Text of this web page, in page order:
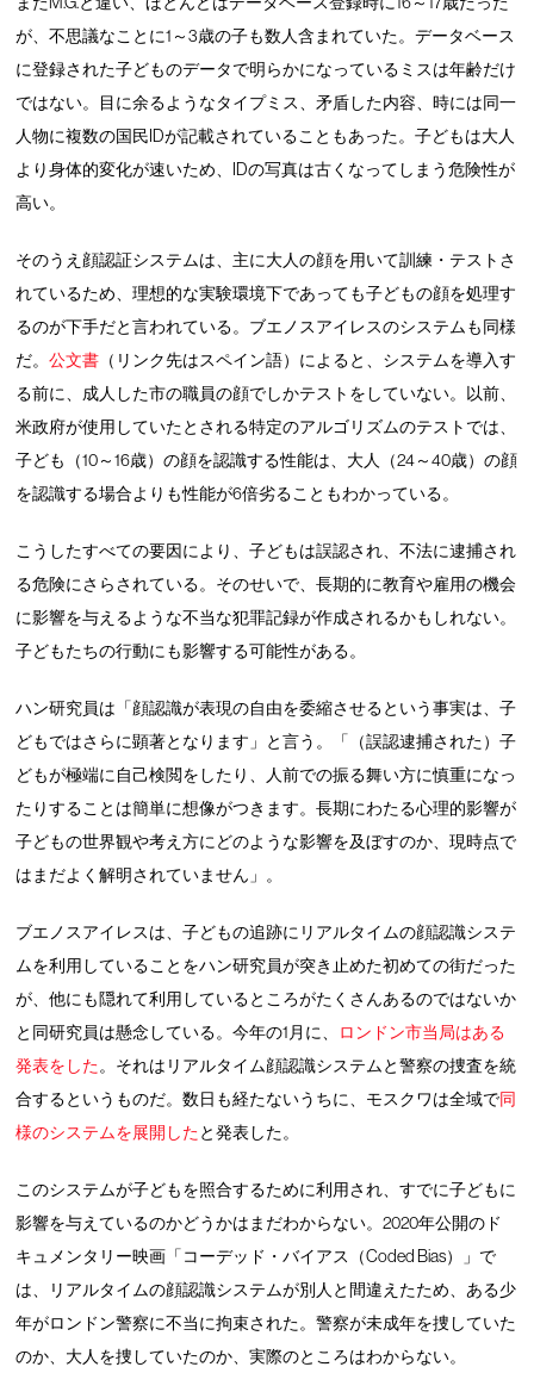
が、不思議なことに1～3歳の子も数人含まれていた。データベース
に登録された子どものデータで明らかになっているミスは年齢だけ
ではない。目に余るようなタイプミス、矛盾した内容、時には同一
人物に複数の国民IDが記載されていることもあった。子どもは大人
より身体的変化が速いため、IDの写真は古くなってしまう危険性が
高い。
そのうえ顔認証システムは、主に大人の顔を用いて訓練・テストさ
れているため、理想的な実験環境下であっても子どもの顔を処理す
るのが下手だと言われている。ブエノスアイレスのシステムも同様
だ。公文書 （リンク先はスペイン語）によると、システムを導入す
る前に、成人した市の職員の顔でしかテストをしていない。以前、
米政府が使用していたとされる特定のアルゴリズムのテストでは、
子ども（10～16歳）の顔を認識する性能は、大人（24～40歳）の顔
を認識する場合よりも性能が6倍劣ることもわかっている。
こうしたすべての要因により、子どもは誤認され、不法に逮捕され
る危険にさらされている。そのせいで、長期的に教育や雇用の機会
に影響を与えるような不当な犯罪記録が作成されるかもしれない。
子どもたちの行動にも影響する可能性がある。
ハン研究員は「顔認識が表現の自由を委縮させるという事実は、子
どもではさらに顕著となります」と言う。「（誤認逮捕された）子
どもが極端に自己検閲をしたり、人前での振る舞い方に慎重になっ
たりすることは簡単に想像がつきます。長期にわたる心理的影響が
子どもの世界観や考え方にどのような影響を及ぼすのか、現時点で
はまだよく解明されていません」。
ブエノスアイレスは、子どもの追跡にリアルタイムの顔認識システ
ムを利用していることをハン研究員が突き止めた初めての街だった
が、他にも隠れて利用しているところがたくさんあるのではないか
と同研究員は懸念している。今年の1月に、 ロンドン市当局はある
発表をした。それはリアルタイム顔認識システムと警察の捜査を統
合するというものだ。数日も経たないうちに、モスクワは全域で同
様のシステムを展開したと発表した。
このシステムが子どもを照合するために利用され、すでに子どもに
影響を与えているのかどうかはまだわからない。2020年公開のド
キュメンタリー映画「コーデッド・バイアス（Coded Bias）」で
は、リアルタイムの顔認識システムが別人と間違えたため、ある少
年がロンドン警察に不当に拘束された。警察が未成年を捜していた
のか、大人を捜していたのか、実際のところはわからない。